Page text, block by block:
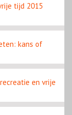
tijd 2015
kans of
en vrije